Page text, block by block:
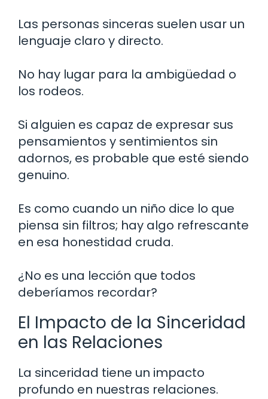
Las personas sinceras suelen usar un
lenguaje claro y directo.
No hay lugar para la ambigüedad o
los rodeos.
Si alguien es capaz de expresar sus
pensamientos y sentimientos sin
adornos, es probable que esté siendo
genuino.
Es como cuando un niño dice lo que
piensa sin filtros; hay algo refrescante
en esa honestidad cruda.
¿No es una lección que todos
deberíamos recordar?
El Impacto de la Sinceridad
en las Relaciones
La sinceridad tiene un impacto
profundo en nuestras relaciones.